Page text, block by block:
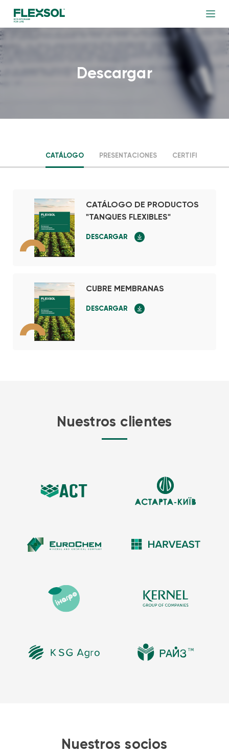
Descargar
CATÁLOGO PRESENTACIONES CERTIFICADOS
CATÁLOGO DE PRODUCTOS
"TANQUES FLEXIBLES"
DESCARGAR
CUBRE MEMBRANAS
DESCARGAR
Nuestros clientes
Nuestros socios